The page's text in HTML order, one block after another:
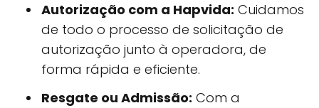
Autorização com a Hapvida: Cuidamos
de todo o processo de solicitação de
autorização junto à operadora, de
forma rápida e eficiente.
Resgate ou Admissão: Com a